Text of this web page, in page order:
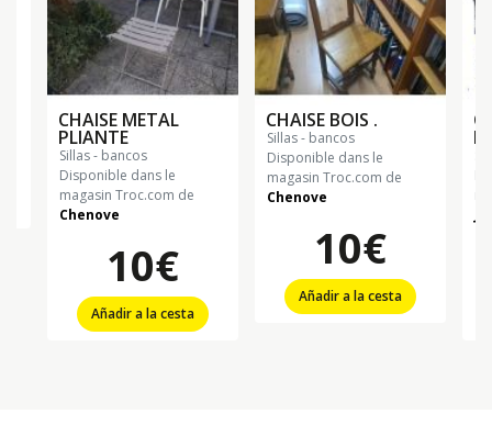
CHAISE METAL
PLIANTE
sillas - bancos
Disponible dans le
magasin Troc.com de
Chenove
10€
Añadir a la cesta
CHAISE BOIS .
sillas - bancos
Disponible dans le
magasin Troc.com de
Chenove
10€
Añadir a la cesta